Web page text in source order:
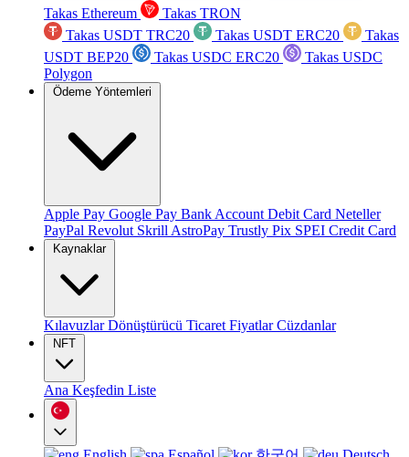
Takas Ethereum
Takas TRON
Takas USDT TRC20
Takas USDT ERC20
Takas
USDT BEP20
Takas USDC ERC20
Takas USDC
Polygon
Ödeme Yöntemleri
Apple Pay Google Pay Bank Account Debit Card Neteller
PayPal Revolut Skrill AstroPay Trustly Pix SPEI Credit Card
Kaynaklar
KılavuzlarDönüştürücü Ticaret FiyatlarCüzdanlar
NFT
Ana Keşfedin Liste